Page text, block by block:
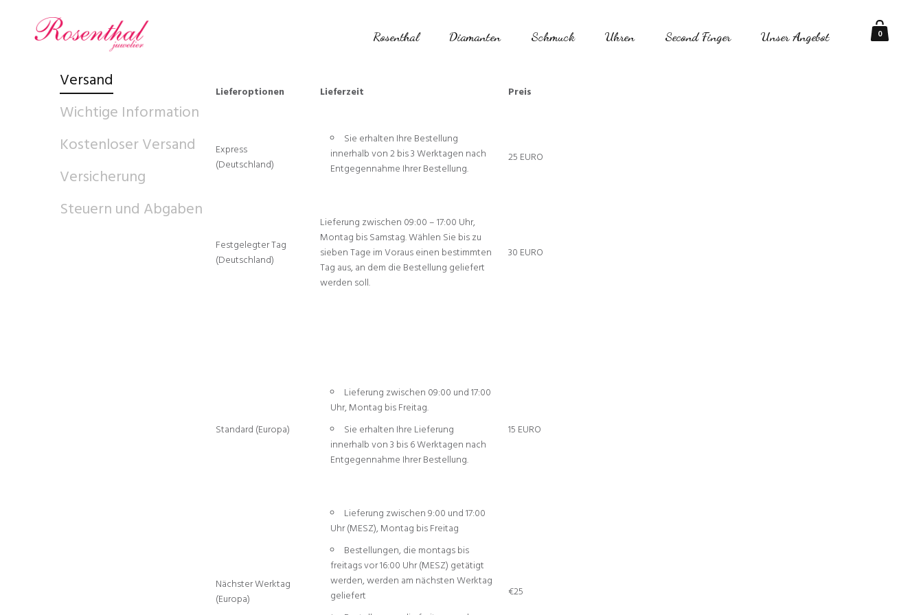
0
Rosenthal Diamanten Schmuck Uhren Second Finger Unser Angebot
Versand
Wichtige Information
Kostenloser Versand
Versicherung
Steuern und Abgaben
Lieferoptionen Lieferzeit Preis
Express
(Deutschland)
Sie erhalten Ihre Bestellung
innerhalb von 2 bis 3 Werktagen nach
Entgegennahme Ihrer Bestellung.
25 EURO
Festgelegter Tag
(Deutschland)
Lieferung zwischen 09:00 – 17:00 Uhr,
Montag bis Samstag. Wählen Sie bis zu
sieben Tage im Voraus einen bestimmten
Tag aus, an dem die Bestellung geliefert
werden soll.
30 EURO
Standard (Europa)
Lieferung zwischen 09:00 und 17:00
Uhr, Montag bis Freitag.
Sie erhalten Ihre Lieferung
innerhalb von 3 bis 6 Werktagen nach
Entgegennahme Ihrer Bestellung.
15 EURO
Nächster Werktag
(Europa)
Lieferung zwischen 9:00 und 17:00
Uhr (MESZ), Montag bis Freitag
Bestellungen, die montags bis
freitags vor 16:00 Uhr (MESZ) getätigt
werden, werden am nächsten Werktag
geliefert
€25